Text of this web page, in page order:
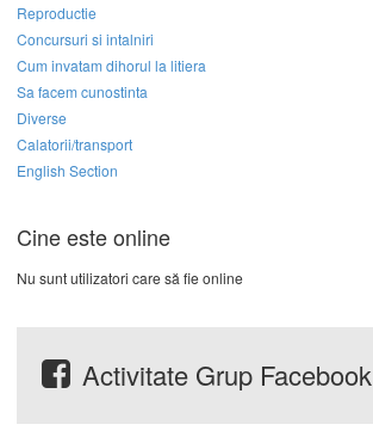
Reproductie
Concursuri si intalniri
Cum invatam dihorul la litiera
Sa facem cunostinta
Diverse
Calatorii/transport
English Section
Cine este online
Nu sunt utilizatori care să fie online
Activitate Grup Facebook